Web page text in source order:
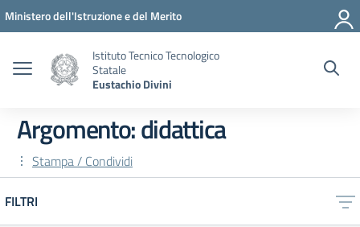
Vai ai contenuti
Vai al menu di navigazione
Vai al footer
Ministero dell'Istruzione e del Merito
Istituto Tecnico Tecnologico
Statale
Eustachio Divini
Argomento: didattica
Stampa / Condividi
FILTRI